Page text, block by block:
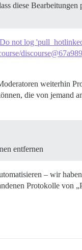
diese
not log
weiterhin
die von jemand
entfernen
– wir
Protokolle von